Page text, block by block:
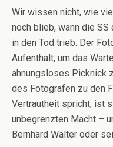
Wir wissen nicht, wie
noch blieb, wann die
in den Tod trieb. Der
Aufenthalt, um das
ahnungsloses Picknick
des Fotografen zu den
Vertrautheit spricht, ist
unbegrenzten Macht –
Bernhard Walter oder